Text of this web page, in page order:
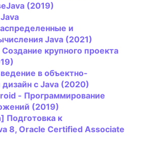
Java (2019)
Java
и
Java (2021)
крупного проекта
в объектно-
с Java (2020)
- Программирование
(2019)
Подготовка к
8, Oracle Certified Associate